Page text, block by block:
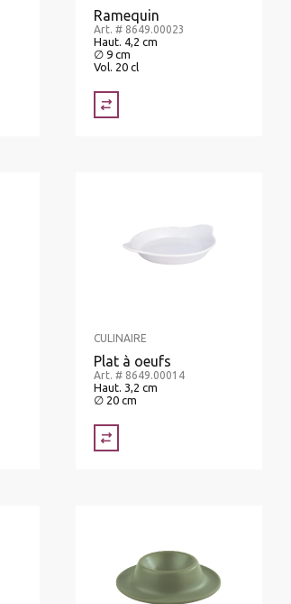
Ramequin
Art. # 8649.00023
Haut. 4,2 cm
∅ 9 cm
Vol. 20 cl
CULINAIRE
Plat à oeufs
Art. # 8649.00014
Haut. 3,2 cm
∅ 20 cm